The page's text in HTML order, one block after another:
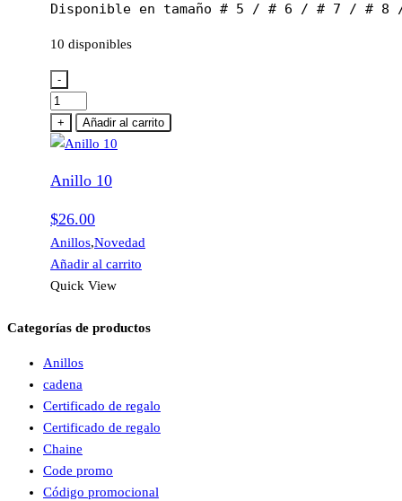
Disponible en tamaño # 5 / # 6 / # 7 / # 8
10 disponibles
-
Anillo
10
cantidad
+ Añadir al carrito
Anillo 10
$26.00
Anillos,Novedad
Añadir al carrito
Quick View
Categorías de productos
Anillos
cadena
Certificado de regalo
Certificado de regalo
Chaine
Code promo
Código promocional